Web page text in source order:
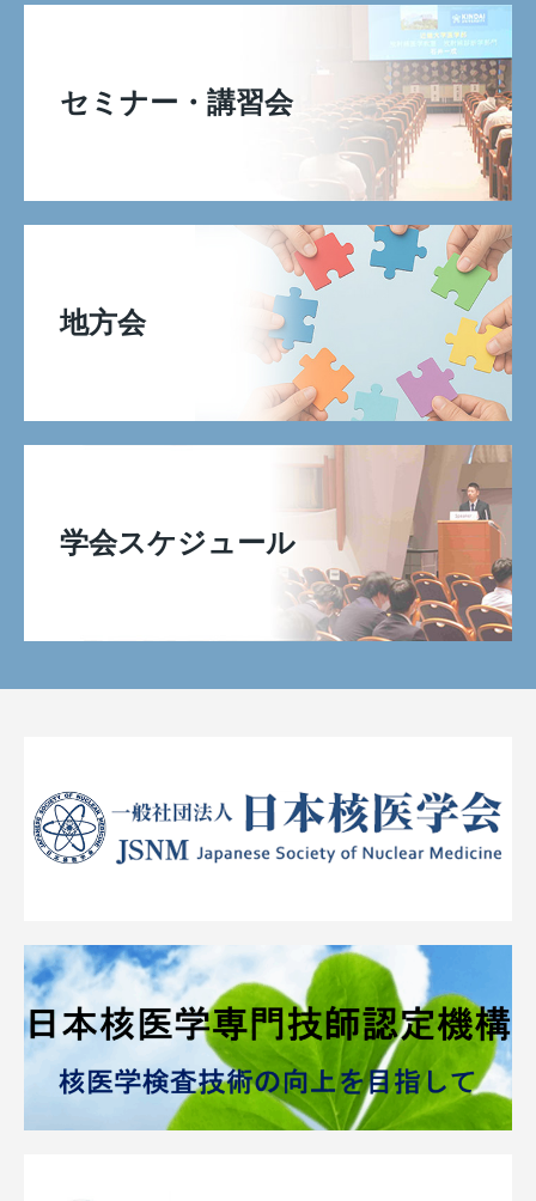
セミナー・講習会
地方会
学会スケジュール